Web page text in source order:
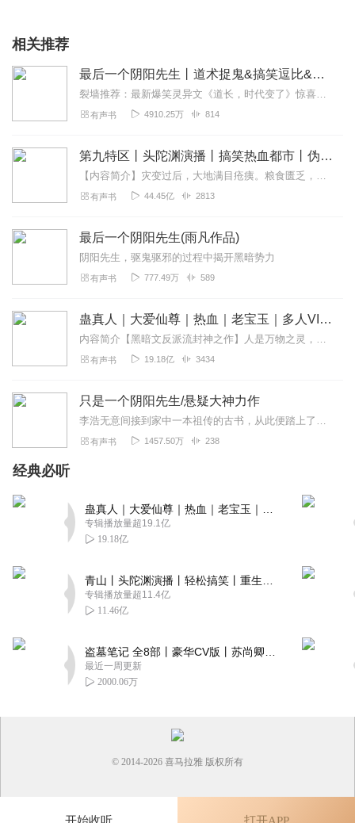
相关推荐
最后一个阴阳先生丨道术捉鬼&搞笑逗比&集集抓人
裂墙推荐：最新爆笑灵异文《道长，时代变了》惊喜上架！快来点击收听吧！喜马周推荐日更5集随时爆更！下滑还有神秘福利～三声团队新年新书，优质剧情消灭书荒！逗逼...
有声书 4910.25万 814
第九特区丨头陀渊演播丨搞笑热血都市丨伪戒丨VIP免费多人有声剧
【内容简介】灾变过后，大地满目疮痍。粮食匮乏，资源紧俏，局势混乱……一位从待规划区杀出来的青年，背对着漫天黄沙，孤身来到九区谋生，却不曾想偶然结识三五好友，一念...
有声书 44.45亿 2813
最后一个阴阳先生(雨凡作品)
阴阳先生，驱鬼驱邪的过程中揭开黑暗势力
有声书 777.49万 589
蛊真人｜大爱仙尊｜热血｜老宝玉｜多人VIP免费有声剧
内容简介【黑暗文反派流封神之作】人是万物之灵，蛊是天地真精。一个穿越者不断重生的故事。一个养蛊、炼蛊、用蛊的奇特世界。配音组（男角色）老宝玉旁白...
有声书 19.18亿 3434
只是一个阴阳先生/悬疑大神力作
李浩无意间接到家中一本祖传的古书，从此便踏上了阴阳这条路。凶鬼妖狐，僵尸王僵奎，神秘的苗疆蛊术，且看我如何灭鬼杀妖。只是学道之人，命犯五弊三缺，究竟是命运的安排...
有声书 1457.50万 238
经典必听
专辑播放量超19.1亿
19.18亿
专辑播放量超11.4亿
11.46亿
最近一周更新
2000.06万
开始收听 打开APP
© 2014-2026 喜马拉雅 版权所有